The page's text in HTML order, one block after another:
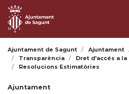
Ajuntament de Sagunt Ajuntament
Transparència
Dret d'accés a
Resolucions Estimatòries
Ajuntament